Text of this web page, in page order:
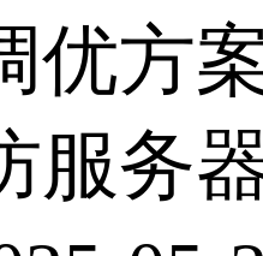
优方
服务